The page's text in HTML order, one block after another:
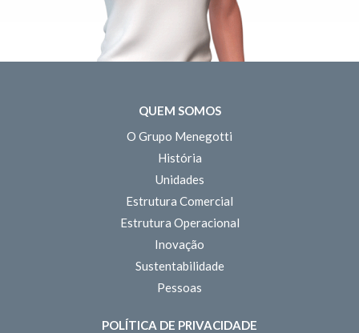
QUEM SOMOS
O Grupo Menegotti
História
Unidades
Estrutura Comercial
Estrutura Operacional
Inovação
Sustentabilidade
Pessoas
POLÍTICA DE PRIVACIDADE